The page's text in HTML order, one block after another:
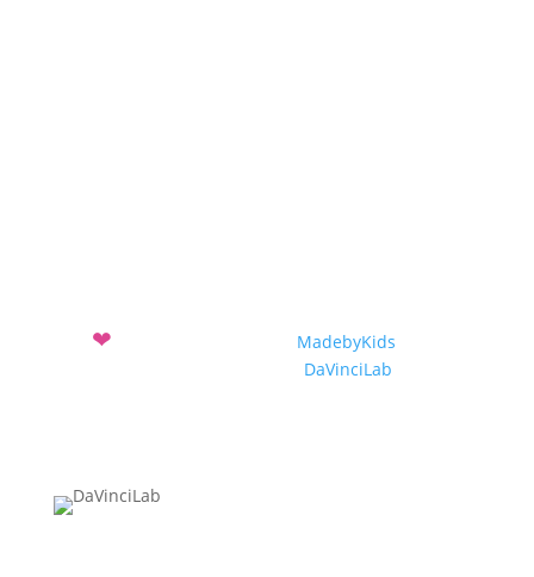
❤ MadebyKids
DaVinciLab